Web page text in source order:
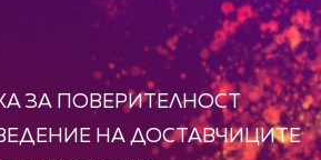
ЗА ПОВЕРИТЕЛНОСТ
НА ДОСТАВЧИЦИТЕ